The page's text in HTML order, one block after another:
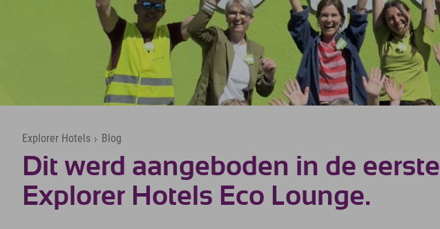
Explorer Hotels › Blog
Dit werd aangeboden in de eerste
Explorer Hotels Eco Lounge.